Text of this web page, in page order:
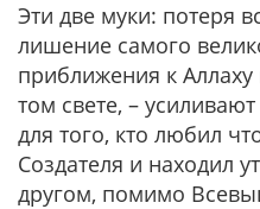
Эти две муки: потеря
лишение самого
приближения к
том свете, –
для того, кто любил
Создателя и находил
другом, помимо